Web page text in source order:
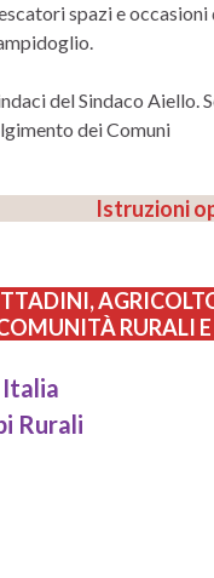
spazi e
del Sindaco Aiello.
dei Comuni
Istruzioni
RURALI
Italia
Rurali